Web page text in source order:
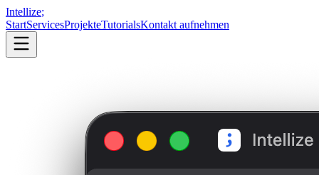
Intellize;
StartServicesProjekteTutorialsKontakt aufnehmen